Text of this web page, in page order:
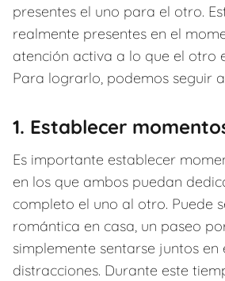
presentes el uno para el otro.
realmente presentes en el
atención activa a lo que el otro
Para lograrlo, podemos seguir
1. Establecer
Es importante establecer
en los que ambos puedan
completo el uno al otro. Puede
romántica en casa, un paseo
simplemente sentarse juntos en
distracciones. Durante este